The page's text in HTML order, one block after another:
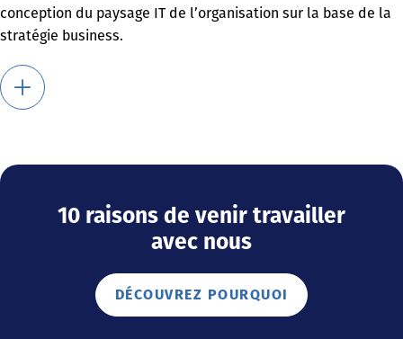
conception du paysage IT de l’organisation sur la base de la
stratégie business.
10 raisons de venir travailler
avec nous
DÉCOUVREZ POURQUOI